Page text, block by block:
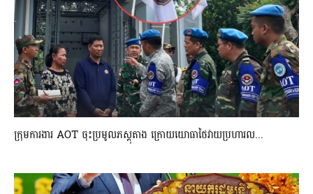
ក្រុមការងារ AOT ចុះប្រមូលភស្តុតាង ក្រោយយោធាថៃវាយប្រហារល...